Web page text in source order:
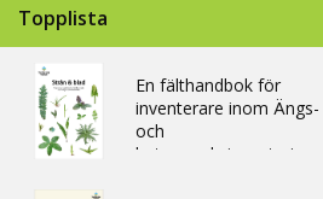
Topplista
En fälthandbok för
inventerare inom Ängs-
och
betesmarksinventeringen